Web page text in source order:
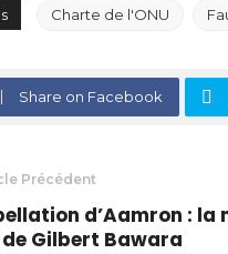
Charte de l'ONU
Share on Facebook
Précédent
d’Aamron : la
Gilbert Bawara